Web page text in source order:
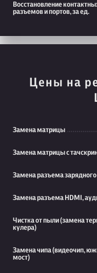
Восстановление
разъемов и портов, за ед.
Цены на
Замена матрицы
Замена матрицы с
Замена разъема зарядного
Замена разъема HDMI,
Чистка от пыли (замена
кулера)
Замена чипа (видеочип,
мост)